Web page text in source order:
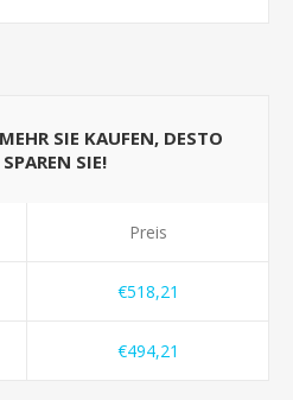
SIE KAUFEN, DESTO
SIE!
Preis
€518,21
€494,21